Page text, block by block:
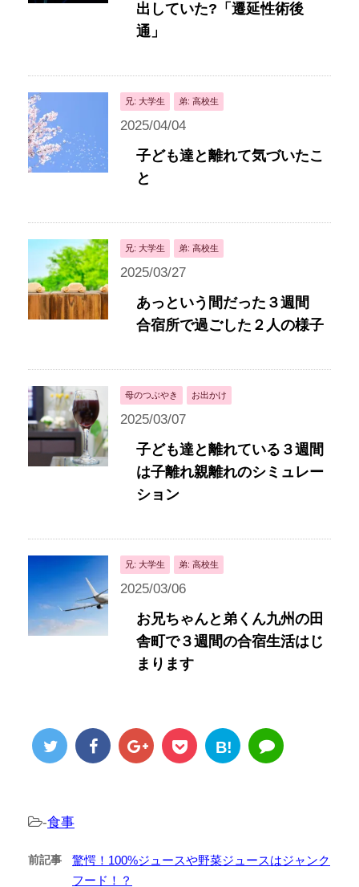
出していた?「遷延性術後
通」
兄: 大学生 弟: 高校生
2025/04/04
子ども達と離れて気づいたこ
と
兄: 大学生 弟: 高校生
2025/03/27
あっという間だった３週間
合宿所で過ごした２人の様子
母のつぶやき お出かけ
2025/03/07
子ども達と離れている３週間
は子離れ親離れのシミュレー
ション
兄: 大学生 弟: 高校生
2025/03/06
お兄ちゃんと弟くん九州の田
舎町で３週間の合宿生活はじ
まります
B!
-食事
前記事
驚愕！100%ジュースや野菜ジュースはジャンク
フード！？